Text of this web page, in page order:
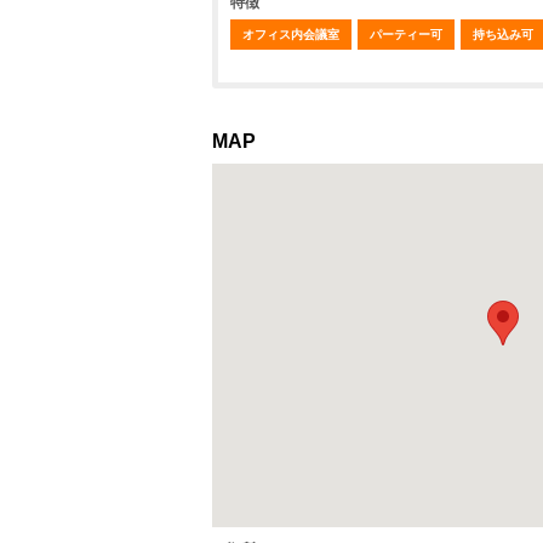
オフィス内会議室 パーティー可 持ち込み可
MAP